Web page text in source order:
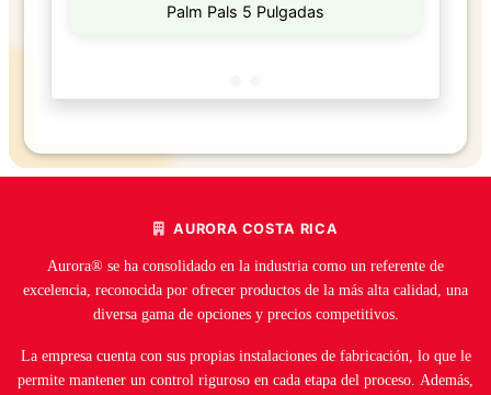
Palm Pals 5 Pulgadas
AURORA COSTA RICA
Aurora® se ha consolidado en la industria como un referente de
excelencia, reconocida por ofrecer productos de la más alta calidad, una
diversa gama de opciones y precios competitivos.
La empresa cuenta con sus propias instalaciones de fabricación, lo que le
permite mantener un control riguroso en cada etapa del proceso. Además,